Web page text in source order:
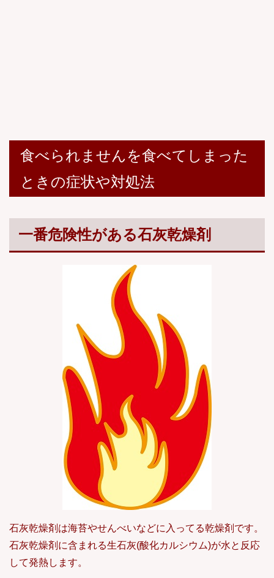
食べられませんを食べてしまった
ときの症状や対処法
一番危険性がある石灰乾燥剤
石灰乾燥剤は海苔やせんべいなどに入ってる乾燥剤です。
石灰乾燥剤に含まれる生石灰(酸化カルシウム)が水と反応
して発熱します。